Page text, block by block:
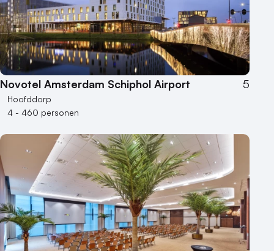
Museum
Theater
Varende locatie
Novotel Amsterdam Schiphol Airport 5
Hoofddorp
4 - 460 personen